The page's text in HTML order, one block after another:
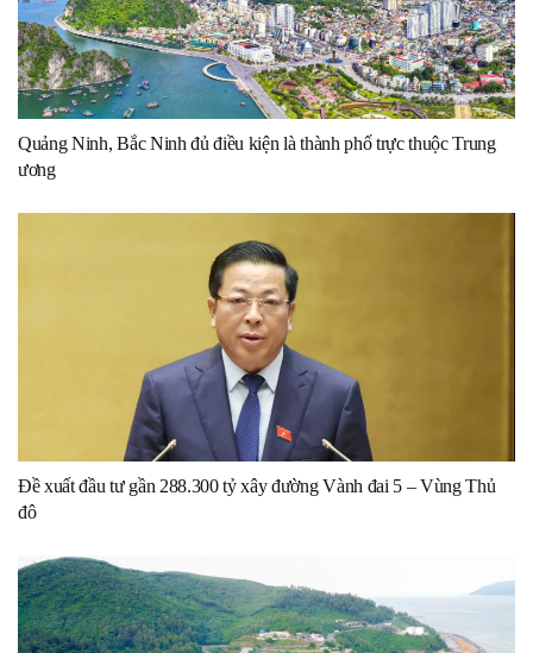
Quảng Ninh, Bắc Ninh đủ điều kiện là thành phố trực thuộc Trung
ương
Đề xuất đầu tư gần 288.300 tỷ xây đường Vành đai 5 – Vùng Thủ
đô